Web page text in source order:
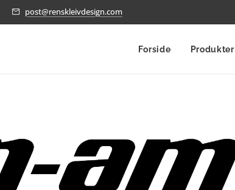
post@renskleivdesign.com
Forside Produkter